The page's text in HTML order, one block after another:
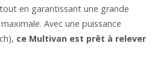
en garantissant une grande
Avec une puissance
ce Multivan est prêt à relever